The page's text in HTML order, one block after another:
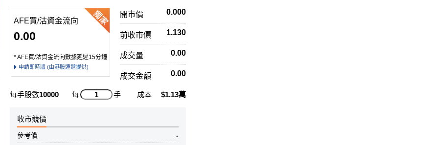
AFE買/沽資金流向
0.00
* AFE買/沽資金流向數據延遲15分鐘
申請即時版 (由港股速遞提供)
開市價 0.000
前收市價 1.130
成交量 0.00
成交金額 0.00
每手股數10000 每 手 成本 $1.13萬
收市競價
-
參考價